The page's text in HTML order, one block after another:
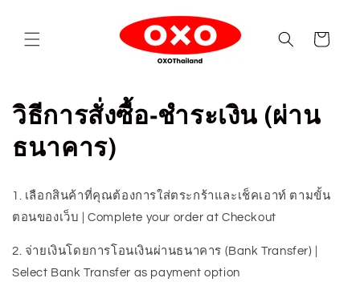
Cart
วิธีการสั่งซื้อ-ชำระเงิน (ผ่าน
ธนาคาร)
1. เลือกสินค้าที่คุณต้องการใส่ตระกร้าและเช็คเอาท์ ตามขั้น
ตอนของเว็บ | Complete your order at Checkout
2. จ่ายเงินโดยการโอนเงินผ่านธนาคาร (Bank Transfer) |
Select Bank Transfer as payment option